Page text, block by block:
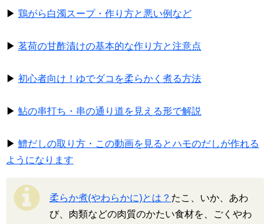
▶ 鶏がら白濁スープ・作り方と悪い例など
▶ 茗荷の甘酢漬けの基本的な作り方と注意点
▶ 初心者向け！ゆでダコを柔らかく煮る方法
▶ 鮎の串打ち・串の通り道を見える形で解説
▶ 鱧だしの取り方・この動画を見るとハモのだしが作れる
ようになります
柔らか煮(やわらかに)とは？ たこ、いか、あわ
び、肉類などの肉質のかたい食材を、ごくやわ